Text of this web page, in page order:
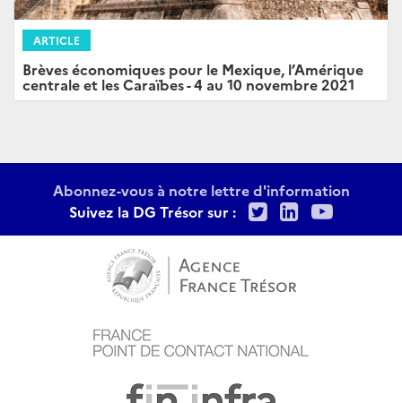
ARTICLE
Brèves économiques pour le Mexique, l’Amérique
centrale et les Caraïbes - 4 au 10 novembre 2021
Abonnez-vous à notre lettre d'information
Suivez la DG Trésor sur :
TwitterLinkedIn